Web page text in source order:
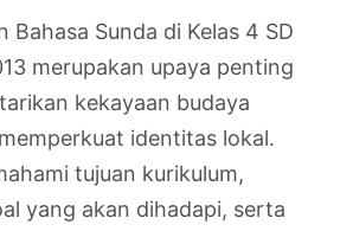
Bahasa Sunda di Kelas 4 SD
merupakan upaya penting
kekayaan budaya
identitas lokal.
tujuan kurikulum,
yang akan dihadapi, serta